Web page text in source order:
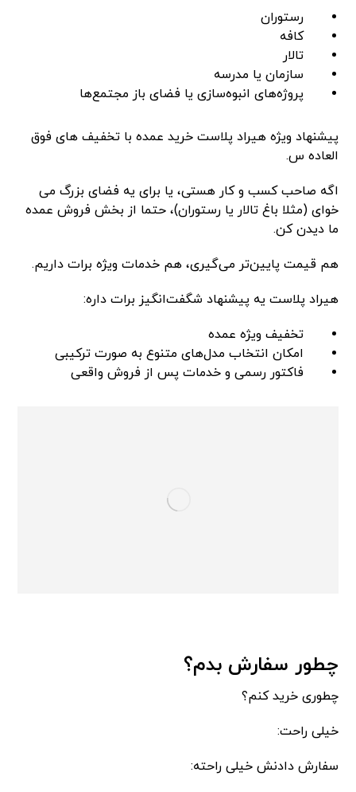
رستوران
کافه
تالار
سازمان یا مدرسه
پروژه‌های انبوه‌سازی یا فضای باز مجتمع‌ها
پیشنهاد ویژه هیراد پلاست خرید عمده با تخفیف های فوق
العاده س.
اگه صاحب کسب و کار هستی، یا برای یه فضای بزرگ می
خوای (مثلا باغ تالار یا رستوران)، حتما از بخش فروش عمده
ما دیدن کن.
هم قیمت پایین‌تر می‌گیری، هم خدمات ویژه برات داریم.
هیراد پلاست یه پیشنهاد شگفت‌انگیز برات داره:
تخفیف ویژه عمده
امکان انتخاب مدل‌های متنوع به صورت ترکیبی
فاکتور رسمی و خدمات پس از فروش واقعی
چطور سفارش بدم؟
چطوری خرید کنم؟
خیلی راحت:
سفارش دادنش خیلی راحته: